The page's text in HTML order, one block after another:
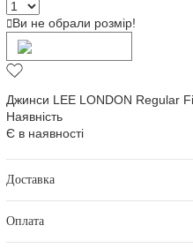
Ви не обрали розмір!
Джинси LEE LONDON Regular
Наявність
Є в наявності
Доставка
Оплата